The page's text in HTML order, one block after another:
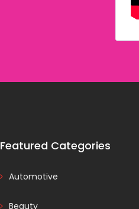
Featured Categories
Automotive
Beauty